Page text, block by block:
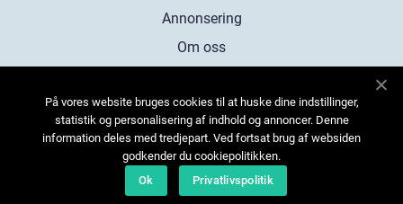
Annonsering
Om oss
Kontakta oss
Sitemap
På vores website bruges cookies til at huske dine indstillinger,
statistik og personalisering af indhold og annoncer. Denne
information deles med tredjepart. Ved fortsat brug af websiden
godkender du cookiepolitikken.
Ok
Privatlivspolitik